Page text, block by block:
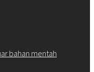
bahan mentah